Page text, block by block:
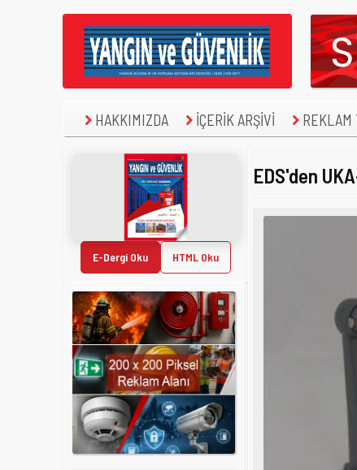
HAKKIMIZDA İÇERİK ARŞİVİ REKLAM
E-Dergi Oku HTML Oku
EDS'den